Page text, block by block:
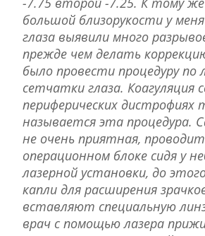
большой близорукости у
глаза выявили много
прежде чем делать
было провести процедуру по
сетчатки глаза. Коагуляция
периферических дистрофиях
называется эта процедура.
не очень приятная,
операционном блоке сидя у
лазерной установки, до
капли для расширения
вставляют специальную
врач с помощью лазера